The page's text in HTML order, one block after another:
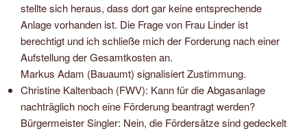
stellte sich heraus, dass dort gar keine entsprechende
Anlage vorhanden ist. Die Frage von Frau Linder ist
berechtigt und ich schließe mich der Forderung nach einer
Aufstellung der Gesamtkosten an.
Markus Adam (Bauaumt) signalisiert Zustimmung.
Christine Kaltenbach (FWV): Kann für die Abgasanlage
nachträglich noch eine Förderung beantragt werden?
Bürgermeister Singler: Nein, die Fördersätze sind gedeckelt